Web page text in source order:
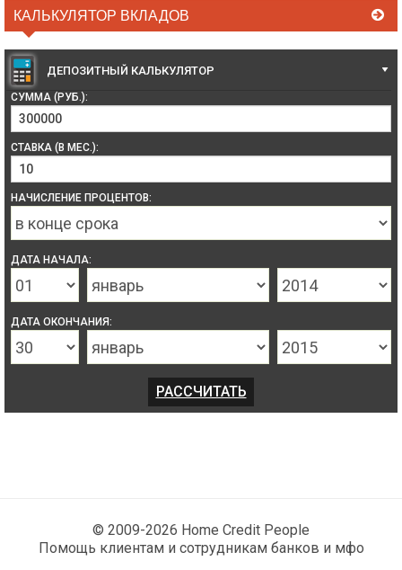
КАЛЬКУЛЯТОР ВКЛАДОВ
ДЕПОЗИТНЫЙ КАЛЬКУЛЯТОР
СУММА (РУБ.):
СТАВКА (В МЕС.):
НАЧИСЛЕНИЕ ПРОЦЕНТОВ:
ДАТА НАЧАЛА:
ДАТА ОКОНЧАНИЯ:
© 2009-2026 Home Credit People
Помощь клиентам и сотрудникам банков и мфо